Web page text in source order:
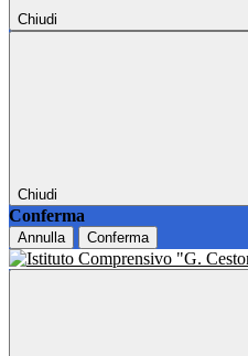
Chiudi
Chiudi
Conferma
Annulla Conferma